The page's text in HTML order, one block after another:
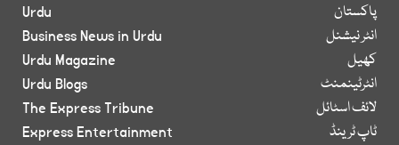
پاکستان
انٹر نیشنل
کھیل
انٹرٹینمنٹ
لائف اسٹائل
ٹاپ ٹرینڈ
Urdu
Business News in Urdu
Urdu Magazine
Urdu Blogs
The Express Tribune
Express Entertainment